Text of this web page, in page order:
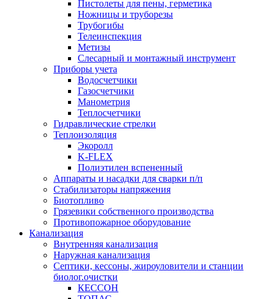
Пистолеты для пены, герметика
Ножницы и труборезы
Трубогибы
Телеинспекция
Метизы
Слесарный и монтажный инструмент
Приборы учета
Водосчетчики
Газосчетчики
Манометрия
Теплосчетчики
Гидравлические стрелки
Теплоизоляция
Экоролл
K-FLEX
Полиэтилен вспененный
Аппараты и насадки для сварки п/п
Стабилизаторы напряжения
Биотопливо
Грязевики собственного производства
Противопожарное оборудование
Канализация
Внутренняя канализация
Наружная канализация
Септики, кессоны, жироуловители и станции
биолог.очистки
КЕССОН